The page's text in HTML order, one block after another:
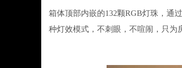
箱体顶部内嵌的132颗RGB灯珠，通
种灯效模式，不刺眼，不喧闹，只为